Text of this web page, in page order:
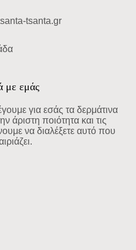
tsanta.gr
με εμάς
για εσάς τα δερμάτινα
άριστη ποιότητα και τις
να διαλέξετε αυτό που